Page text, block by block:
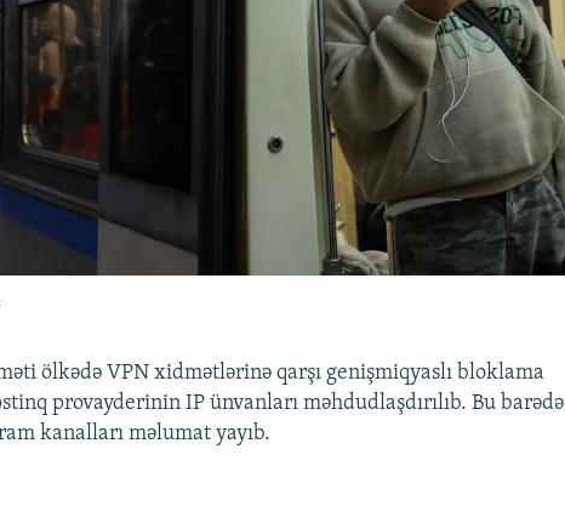
ölkədə VPN xidmətlərinə qarşı genişmiqyaslı bloklama
provayderinin IP ünvanları məhdudlaşdırılıb. Bu barədə
kanalları məlumat yayıb.